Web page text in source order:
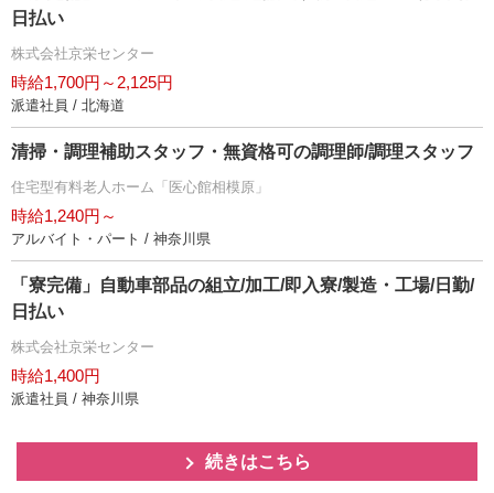
日払い
株式会社京栄センター
時給1,700円～2,125円
派遣社員 / 北海道
清掃・調理補助スタッフ・無資格可の調理師/調理スタッフ
住宅型有料老人ホーム「医心館相模原」
時給1,240円～
アルバイト・パート / 神奈川県
「寮完備」自動車部品の組立/加工/即入寮/製造・工場/日勤/
日払い
株式会社京栄センター
時給1,400円
派遣社員 / 神奈川県
続きはこちら